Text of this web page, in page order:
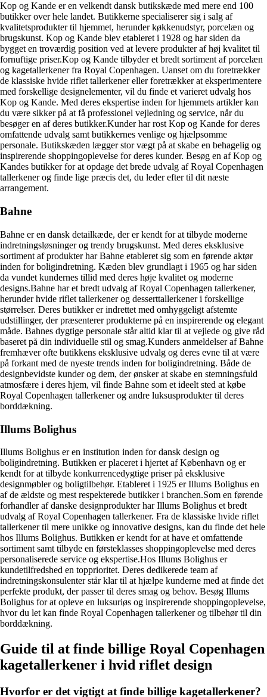
Kop og Kande er en velkendt dansk butikskæde med mere end 100
butikker over hele landet. Butikkerne specialiserer sig i salg af
kvalitetsprodukter til hjemmet, herunder køkkenudstyr, porcelæn og
brugskunst. Kop og Kande blev etableret i 1928 og har siden da
bygget en troværdig position ved at levere produkter af høj kvalitet til
fornuftige priser.Kop og Kande tilbyder et bredt sortiment af porcelæn
og kagetallerkener fra Royal Copenhagen. Uanset om du foretrækker
de klassiske hvide riflet tallerkener eller foretrækker at eksperimentere
med forskellige designelementer, vil du finde et varieret udvalg hos
Kop og Kande. Med deres ekspertise inden for hjemmets artikler kan
du være sikker på at få professionel vejledning og service, når du
besøger en af deres butikker.Kunder har rost Kop og Kande for deres
omfattende udvalg samt butikkernes venlige og hjælpsomme
personale. Butikskæden lægger stor vægt på at skabe en behagelig og
inspirerende shoppingoplevelse for deres kunder. Besøg en af ​​Kop og
Kandes butikker for at opdage det brede udvalg af Royal Copenhagen
tallerkener og finde lige præcis det, du leder efter til dit næste
arrangement.
Bahne
Bahne er en dansk detailkæde, der er kendt for at tilbyde moderne
indretningsløsninger og trendy brugskunst. Med deres eksklusive
sortiment af produkter har Bahne etableret sig som en førende aktør
inden for boligindretning. Kæden blev grundlagt i 1965 og har siden
da vundet kundernes tillid med deres høje kvalitet og moderne
designs.Bahne har et bredt udvalg af Royal Copenhagen tallerkener,
herunder hvide riflet tallerkener og desserttallerkener i forskellige
størrelser. Deres butikker er indrettet med omhyggeligt afstemte
udstillinger, der præsenterer produkterne på en inspirerende og elegant
måde. Bahnes dygtige personale står altid klar til at vejlede og give råd
baseret på din individuelle stil og smag.Kunders anmeldelser af Bahne
fremhæver ofte butikkens eksklusive udvalg og deres evne til at være
på forkant med de nyeste trends inden for boligindretning. Både de
designbevidste kunder og dem, der ønsker at skabe en stemningsfuld
atmosfære i deres hjem, vil finde Bahne som et ideelt sted at købe
Royal Copenhagen tallerkener og andre luksusprodukter til deres
borddækning.
Illums Bolighus
Illums Bolighus er en institution inden for dansk design og
boligindretning. Butikken er placeret i hjertet af København og er
kendt for at tilbyde konkurrencedygtige priser på eksklusive
designmøbler og boligtilbehør. Etableret i 1925 er Illums Bolighus en
af de ældste og mest respekterede butikker i branchen.Som en førende
forhandler af danske designprodukter har Illums Bolighus et bredt
udvalg af Royal Copenhagen tallerkener. Fra de klassiske hvide riflet
tallerkener til mere unikke og innovative designs, kan du finde det hele
hos Illums Bolighus. Butikken er kendt for at have et omfattende
sortiment samt tilbyde en førsteklasses shoppingoplevelse med deres
personaliserede service og ekspertise.Hos Illums Bolighus er
kundetilfredshed en topprioritet. Deres dedikerede team af
indretningskonsulenter står klar til at hjælpe kunderne med at finde det
perfekte produkt, der passer til deres smag og behov. Besøg Illums
Bolighus for at opleve en luksuriøs og inspirerende shoppingoplevelse,
hvor du let kan finde Royal Copenhagen tallerkener og tilbehør til din
borddækning.
Guide til at finde billige Royal Copenhagen
kagetallerkener i hvid riflet design
Hvorfor er det vigtigt at finde billige kagetallerkener?